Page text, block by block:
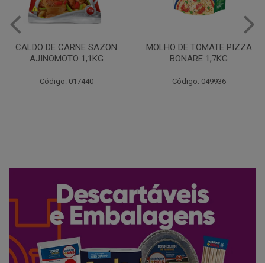
MOLHO DE TOMATE PIZZA
BONARE 1,7KG
Código: 049936
MARGARINA USO
PROFISSIONAL 80% CUKIN
Código: 062469